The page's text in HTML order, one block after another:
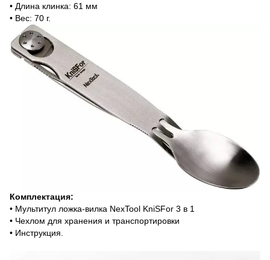
• Длина клинка: 61 мм
• Вес: 70 г.
Комплектация:
• Мультитул ложка-вилка NexTool KniSFor 3 в 1
• Чехлом для хранения и транспортировки
• Инструкция.